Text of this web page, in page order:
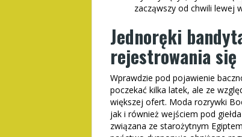
zacząwszy od chwili lewej
Jednoręki
rejestrowania się
Wprawdzie pod pojawienie
poczekać kilka latek, ale ze
większej ofert. Moda rozrywki
jak i również wejściem pod
związana ze starożytnym